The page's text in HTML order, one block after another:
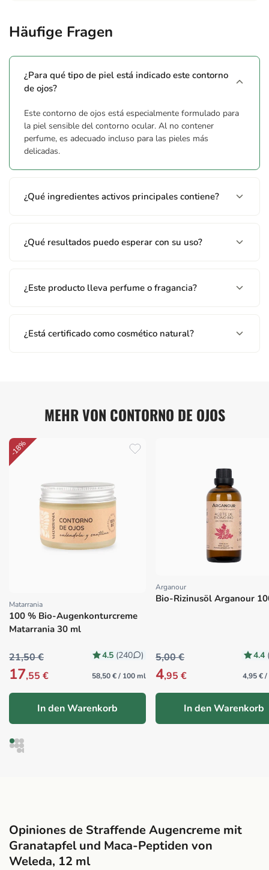
Häufige Fragen
¿Para qué tipo de piel está indicado este contorno
de ojos?
Este contorno de ojos está especialmente formulado para
la piel sensible del contorno ocular. Al no contener
perfume, es adecuado incluso para las pieles más
delicadas.
¿Qué ingredientes activos principales contiene?
¿Qué resultados puedo esperar con su uso?
¿Este producto lleva perfume o fragancia?
¿Está certificado como cosmético natural?
MEHR VON CONTORNO DE OJOS
-18%
Proveedor:
Matarrania
100 % Bio-Augenkonturcreme
Matarrania 30 ml
4.5 (240 )
21,50 €
17,55 € 58,50 € / 100 ml
In den Warenkorb
Proveedor:
Arganour
Bio-Rizinusöl Arganour
4.4
5,00 €
4,95 € 4,95 €
In den Warenkorb
Opiniones de Straffende Augencreme mit
Granatapfel und Maca-Peptiden von
Weleda, 12 ml